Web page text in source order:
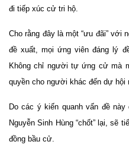
đi tiếp xúc cử tri hộ.
Cho rằng đây là một “ưu đãi”
đề xuất, mọi ứng viên đáng lý
Không chỉ người tự ứng cử mà
quyền cho người khác đến dự hội
Do các ý kiến quanh vấn đề
Nguyễn Sinh Hùng “chốt” lại, sẽ
đồng bầu cử.